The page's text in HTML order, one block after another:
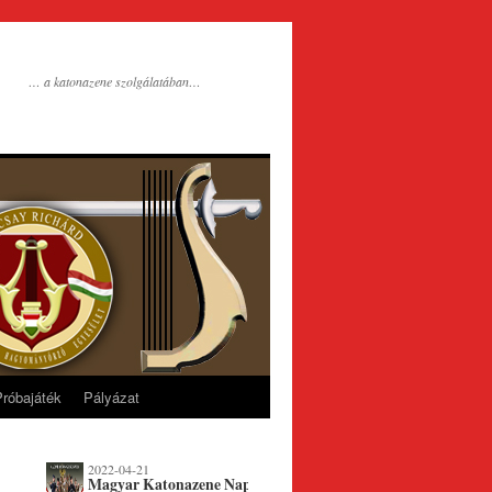
… a katonazene szolgálatában…
Pályázat
2022-04-21
Magyar Katonazene Napja